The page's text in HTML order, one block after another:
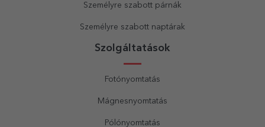
Személyre szabott párnák
Személyre szabott naptárak
Szolgáltatások
Fotónyomtatás
Mágnesnyomtatás
Pólónyomtatás